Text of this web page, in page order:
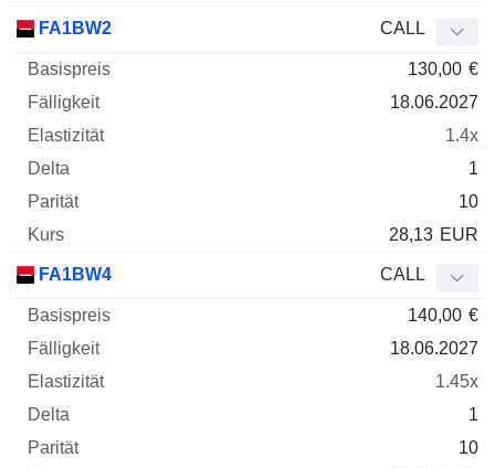
FA1BW2 CALL
130,00 €
18.06.2027
1.4x
1
10
28,13 EUR
FA1BW4 CALL
140,00 €
18.06.2027
1.45x
1
10